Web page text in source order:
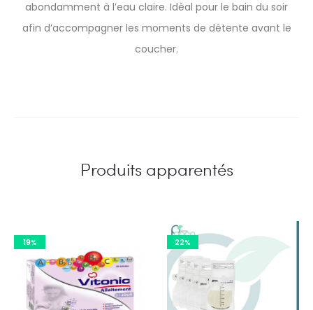
abondamment à l’eau claire. Idéal pour le bain du soir
afin d’accompagner les moments de détente avant le
coucher.
Produits apparentés
19% 22%